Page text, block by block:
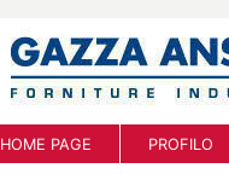
HOME PAGE PROFILO